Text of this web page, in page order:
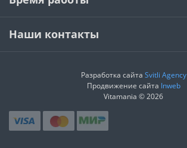
Наши контакты
Разработка сайта Svitli Agency
Продвижение сайта Inweb
Vitamania © 2026